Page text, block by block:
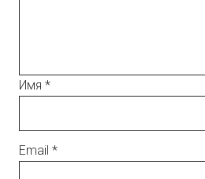
Имя *
Email *